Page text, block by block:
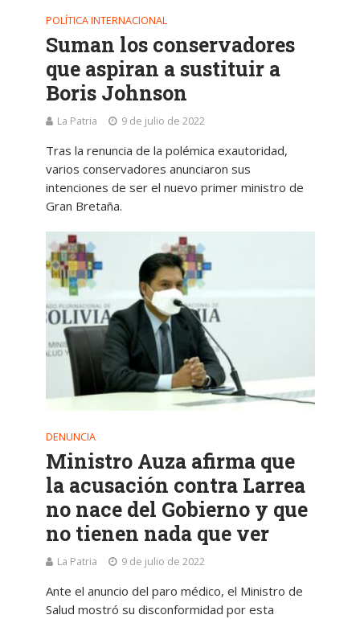
POLÍTICA INTERNACIONAL
Suman los conservadores
que aspiran a sustituir a
Boris Johnson
La Patria 9 de julio de 2022
Tras la renuncia de la polémica exautoridad,
varios conservadores anunciaron sus
intenciones de ser el nuevo primer ministro de
Gran Bretaña.
DENUNCIA
Ministro Auza afirma que
la acusación contra Larrea
no nace del Gobierno y que
no tienen nada que ver
La Patria 9 de julio de 2022
Ante el anuncio del paro médico, el Ministro de
Salud mostró su disconformidad por esta